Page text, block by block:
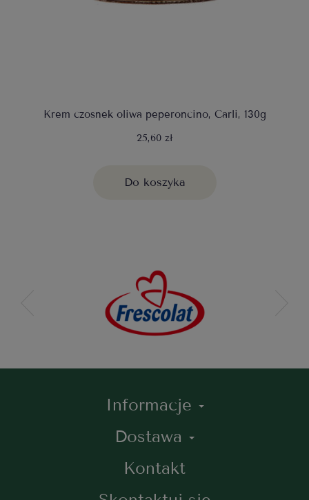
Krem czosnek oliwa peperoncino, Carli, 130g
25,60 zł
Do koszyka
Informacje
Dostawa
Kontakt